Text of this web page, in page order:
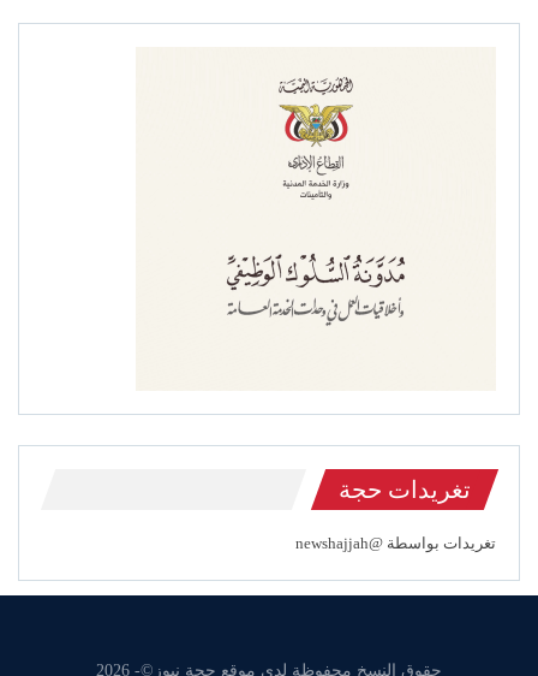
تغريدات حجة
تغريدات بواسطة @newshajjah
حقوق النسخ محفوظة لدى موقع حجة نيوز©- 2026